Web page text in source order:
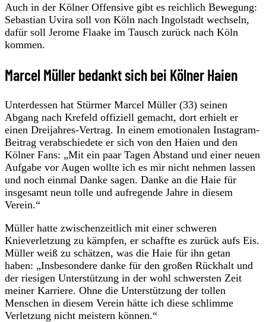
Auch in der Kölner Offensive gibt es reichlich Bewegung:
Sebastian Uvira soll von Köln nach Ingolstadt wechseln,
dafür soll Jerome Flaake im Tausch zurück nach Köln
kommen.
Marcel Müller bedankt sich bei Kölner Haien
Unterdessen hat Stürmer Marcel Müller (33) seinen
Abgang nach Krefeld offiziell gemacht, dort erhielt er
einen Dreijahres-Vertrag. In einem emotionalen Instagram-
Beitrag verabschiedete er sich von den Haien und den
Kölner Fans: „Mit ein paar Tagen Abstand und einer neuen
Aufgabe vor Augen wollte ich es mir nicht nehmen lassen
und noch einmal Danke sagen. Danke an die Haie für
insgesamt neun tolle und aufregende Jahre in diesem
Verein.“
Müller hatte zwischenzeitlich mit einer schweren
Knieverletzung zu kämpfen, er schaffte es zurück aufs Eis.
Müller weiß zu schätzen, was die Haie für ihn getan
haben: „Insbesondere danke für den großen Rückhalt und
der riesigen Unterstützung in der wohl schwersten Zeit
meiner Karriere. Ohne die Unterstützung der tollen
Menschen in diesem Verein hätte ich diese schlimme
Verletzung nicht meistern können.“